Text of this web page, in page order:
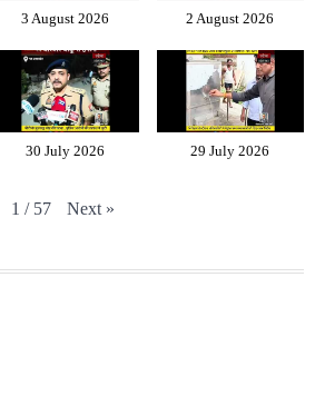
3 August 2026 2 August 2026
30 July 2026 29 July 2026
1 / 57 Next »